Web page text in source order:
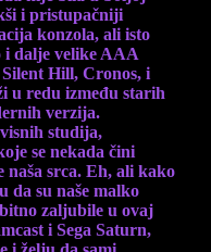
i pristupačniji
konzola, ali isto
i dalje velike AAA
Silent Hill, Cronos, i
u redu između starih
verzija.
studija,
se nekada čini
naša srca. Eh, ali kako
da su naše malko
zaljubile u ovaj
i Sega Saturn,